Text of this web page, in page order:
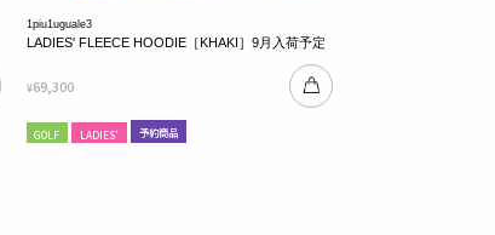
1piu1uguale3
LADIES' FLEECE HOODIE［KHAKI］9月入荷予定
¥69,300
GOLF LADIES' 予約商品